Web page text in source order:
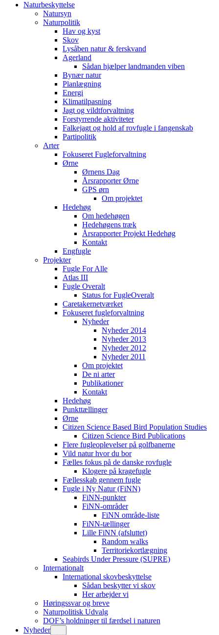
Naturbeskyttelse
Natursyn
Naturpolitik
Hav og kyst
Skov
Lysåben natur & ferskvand
Agerland
Sådan hjælper landmanden viben
Bynær natur
Planlægning
Energi
Klimatilpasning
Jagt og vildtforvaltning
Forstyrrende aktiviteter
Falkejagt og hold af rovfugle i fangenskab
Partipolitik
Arter
Fokuseret Fugleforvaltning
Ørne
Ørnens Dag
Årsrapporter Ørne
GPS ørn
Om projektet
Hedehøg
Om hedehøgen
Hedehøgens træk
Årsrapporter Projekt Hedehøg
Kontakt
Engfugle
Projekter
Fugle For Alle
Atlas III
Fugle Overalt
Status for FugleOveralt
Caretakernetværket
Fokuseret fugleforvaltning
Nyheder
Nyheder 2014
Nyheder 2013
Nyheder 2012
Nyheder 2011
Om projektet
De ni arter
Publikationer
Kontakt
Hedehøg
Punkttællinger
Ørne
Citizen Science Based Bird Population Studies
Citizen Science Bird Publications
Flere fugleoplevelser på golfbanerne
Vild natur hvor du bor
Fælles fokus på de danske rovfugle
Klogere på kragefugle
Fællesskab gennem fugle
Fugle i Ny Natur (FiNN)
FiNN-punkter
FiNN-områder
FiNN område-liste
FiNN-tællinger
Lille FiNN (afsluttet)
Random walks
Territoriekortlægning
Seabirds Under Pressure (SUPRE)
Internationalt
International skovbeskyttelse
Sådan beskytter vi skov
Her arbejder vi
Høringssvar og breve
Naturpolitisk Udvalg
DOF’s holdninger til færdsel i naturen
Nyheder